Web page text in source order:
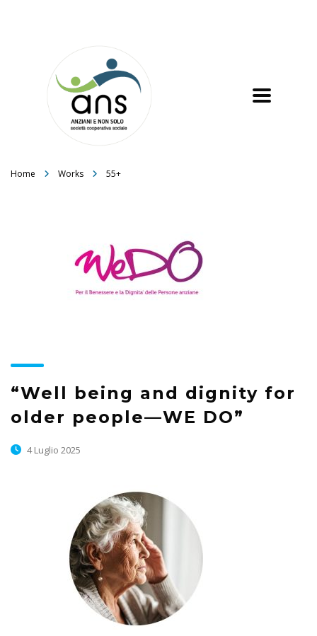
Home Works 55+
“Well being and dignity for
older people—WE DO”
4 Luglio 2025